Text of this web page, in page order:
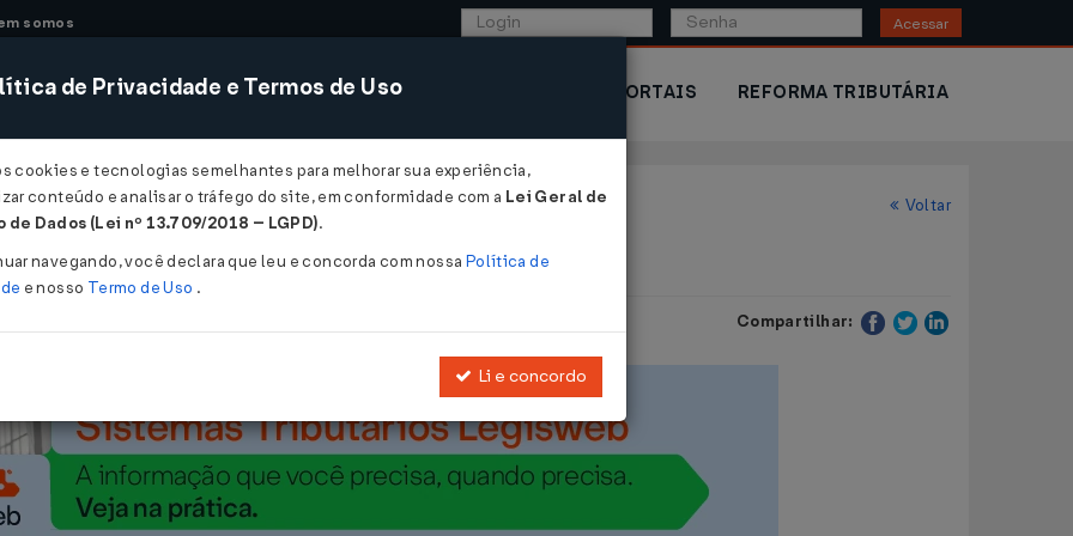
somos Acessar
CONSULTORIA SISTEMAS COMÉRCIO EXTERIOR PORTAIS REFORMA TRIBUTÁRIA
podem ser presenciais ou virtuais... Voltar
ser presenciais ou virtuais
Compartilhar:
de Privacidade e Termos de Uso
cookies e tecnologias semelhantes para melhorar sua experiência,
conteúdo e analisar o tráfego do site, em conformidade com a Lei Geral de
de Dados (Lei nº 13.709/2018 – LGPD).
navegando, você declara que leu e concorda com nossa Política de
e nosso Termo de Uso .
Li e concordo